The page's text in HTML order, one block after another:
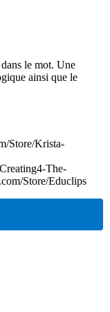
le mot. Une
ainsi que le
Store/Krista-
The-
Store/Educlips